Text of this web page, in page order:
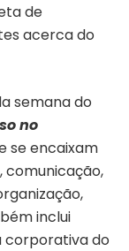
de
acerca do
semana do
no
se encaixam
inclui
corporativa do